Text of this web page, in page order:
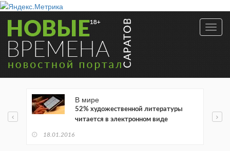
В мире
52% художественной литературы
читается в электронном виде
18.01.2016